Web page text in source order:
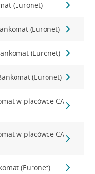
(Euronet)
(Euronet)
(Euronet)
(Euronet)
w placówce CA
w placówce CA
(Euronet)